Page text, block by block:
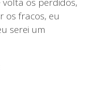
os fracos, eu
serei um